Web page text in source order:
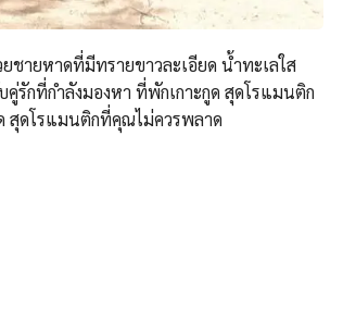
ชายหาดที่มีทรายขาวละเอียด น้ำทะเลใส
รักที่กำลังมองหา ที่พักเกาะกูด สุดโรแมนติก
สุดโรแมนติกที่คุณไม่ควรพลาด